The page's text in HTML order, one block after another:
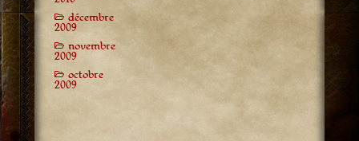
décembre
2009
novembre
2009
octobre
2009